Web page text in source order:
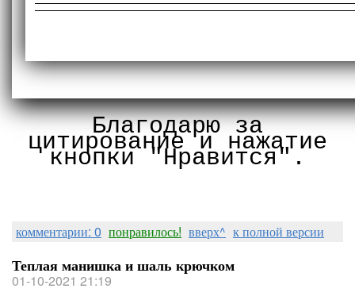
Благодарю за
цитирование и нажатие
кнопки "Нравится".
комментарии: 0 понравилось! вверх^ к полной версии
Теплая манишка и шаль крючком
01-10-2021 21:19